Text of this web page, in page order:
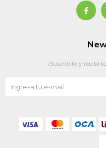

¡Suscribite y recibí